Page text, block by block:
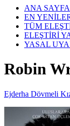
ANA SAYFA
EN
TÜM
ELEŞTİRİ
YASAL
Robin
Ejderha Dövmeli